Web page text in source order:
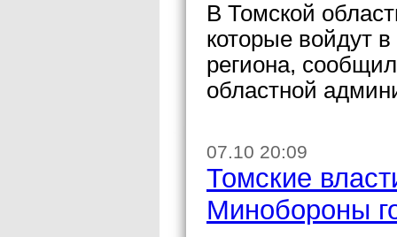
В Томской
которые войдут
региона,
областной
07.10 20:09
Томские
Минобороны